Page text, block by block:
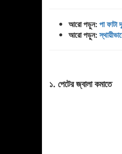
আরো পড়ুন: পা ফাটা
আরো পড়ুন:
১. পেটের জ্বালা কমাতে